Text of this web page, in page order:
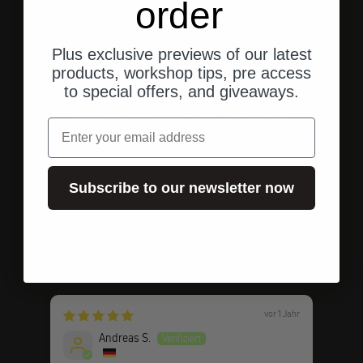
Versand aus den USA
Schneller, direkter Versand an Ihre Adresse.
vor 1 Jahr
Andreas S.
order
Plus exclusive previews of our latest
products, workshop tips, pre access
to special offers, and giveaways.
Email
Subscribe to our newsletter now